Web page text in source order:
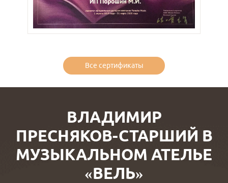
Все сертификаты
ВЛАДИМИР
ПРЕСНЯКОВ-СТАРШИЙ В
МУЗЫКАЛЬНОМ АТЕЛЬЕ
«ВЕЛЬ»